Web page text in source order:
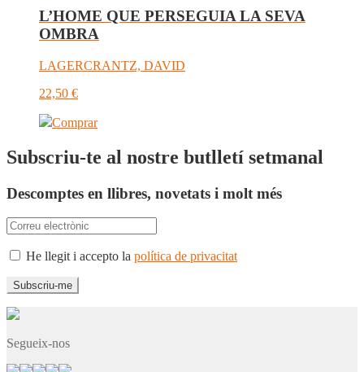
L’HOME QUE PERSEGUIA LA SEVA
OMBRA
LAGERCRANTZ, DAVID
22,50 €
Comprar
Subscriu-te al nostre butlletí setmanal
Descomptes en llibres, novetats i molt més
He llegit i accepto la política de privacitat
Segueix-nos